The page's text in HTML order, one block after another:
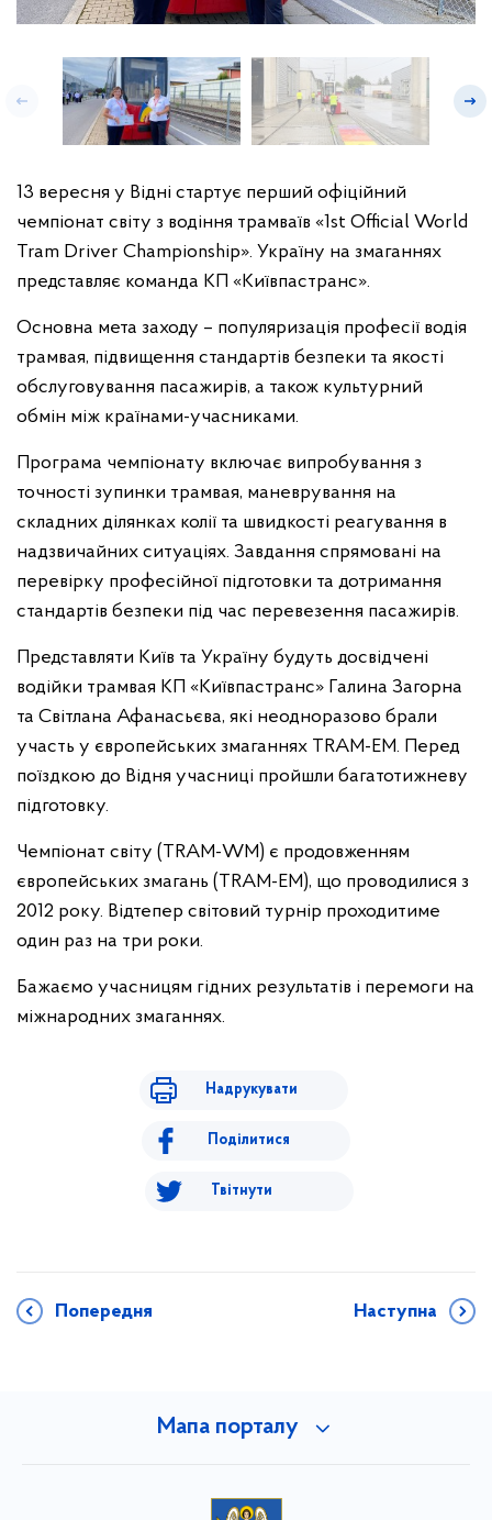
13 вересня у Відні стартує перший офіційний
чемпіонат світу з водіння трамваїв «1st Official World
Tram Driver Championship». Україну на змаганнях
представляє команда КП «Київпастранс».
Основна мета заходу – популяризація професії водія
трамвая, підвищення стандартів безпеки та якості
обслуговування пасажирів, а також культурний
обмін між країнами-учасниками.
Програма чемпіонату включає випробування з
точності зупинки трамвая, маневрування на
складних ділянках колії та швидкості реагування в
надзвичайних ситуаціях. Завдання спрямовані на
перевірку професійної підготовки та дотримання
стандартів безпеки під час перевезення пасажирів.
Представляти Київ та Україну будуть досвідчені
водійки трамвая КП «Київпастранс» Галина Загорна
та Світлана Афанасьєва, які неодноразово брали
участь у європейських змаганнях TRAM-EM. Перед
поїздкою до Відня учасниці пройшли багатотижневу
підготовку.
Чемпіонат світу (TRAM-WM) є продовженням
європейських змагань (TRAM-EM), що проводилися з
2012 року. Відтепер світовий турнір проходитиме
один раз на три роки.
Бажаємо учасницям гідних результатів і перемоги на
міжнародних змаганнях.
Надрукувати
Поділитися
Твітнути
Попередня Наступна
Мапа порталу